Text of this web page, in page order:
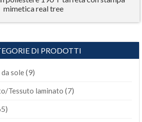
mimetica real tree
DI PRODOTTI
sole(9)
Tessuto laminato (7)